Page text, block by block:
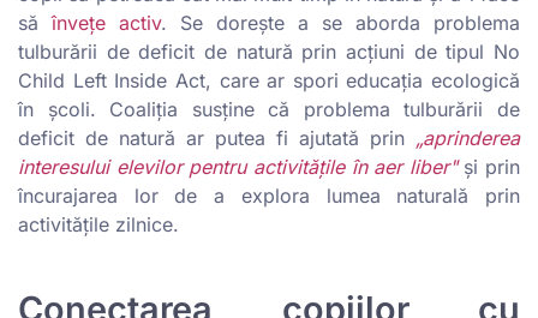
săînvețe activ. Se dorește a se aborda problema
tulburării de deficit de natură prin acțiuni de tipul No
Child Left Inside Act, care ar spori educația ecologică
în școli. Coaliția susține că problema tulburării de
deficit de natură ar putea fi ajutată prin „aprinderea
interesului elevilor pentru activitățile în aer liber"și prin
încurajarea lor de a explora lumea naturală prin
activitățile zilnice.
Conectarea copiilor cu